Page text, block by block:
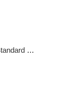
Квадрокоптер DJI Inspire 2 X5S Standard Kit UA CERT.